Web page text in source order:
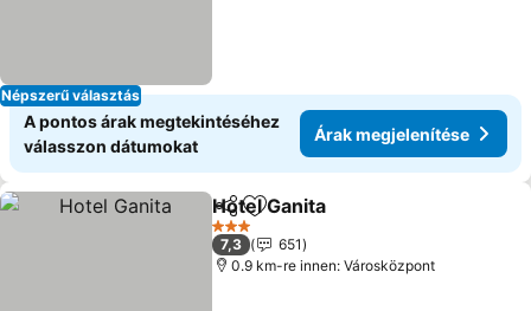
Népszerű választás
A pontos árak megtekintéséhez
válasszon dátumokat
Árak megjelenítése
Megosztás
Hozzáadás a kedvencekhez
Hotel Ganita
3 Kategória
7,3
651
0.9 km-re innen: Városközpont